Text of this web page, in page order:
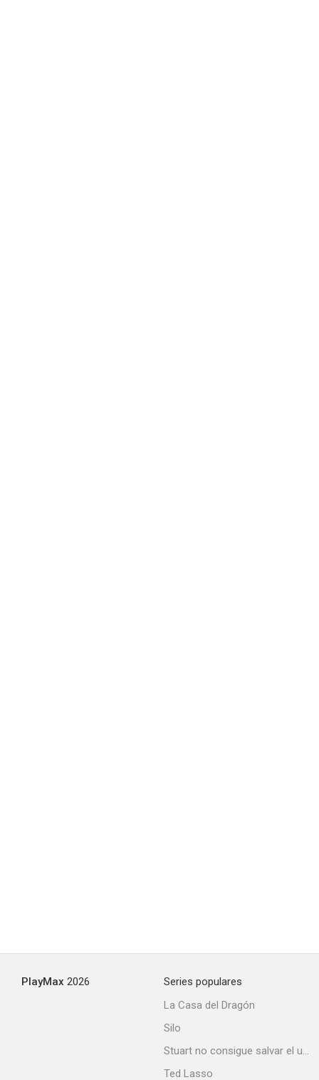
PlayMax 2026
Series populares
La Casa del Dragón
Silo
Stuart no consigue salvar el universo
Ted Lasso